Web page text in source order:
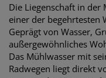
Die Liegenschaft in der
einer der begehrtesten
Geprägt von Wasser,
außergewöhnliches
Das Mühlwasser mit
Radwegen liegt direkt